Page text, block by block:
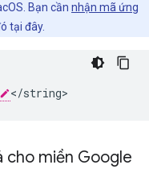
Bạn cần nhận mã ứng
tại đây.
</string>
cho miền Google